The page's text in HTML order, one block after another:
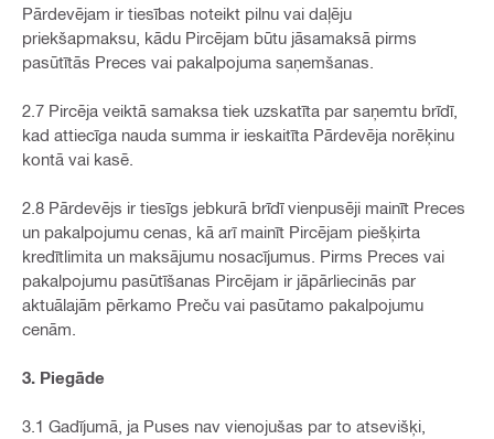
Pārdevējam ir tiesības noteikt pilnu vai daļēju
priekšapmaksu, kādu Pircējam būtu jāsamaksā pirms
pasūtītās Preces vai pakalpojuma saņemšanas.
2.7 Pircēja veiktā samaksa tiek uzskatīta par saņemtu brīdī,
kad attiecīga nauda summa ir ieskaitīta Pārdevēja norēķinu
kontā vai kasē.
2.8 Pārdevējs ir tiesīgs jebkurā brīdī vienpusēji mainīt Preces
un pakalpojumu cenas, kā arī mainīt Pircējam piešķirta
kredītlimita un maksājumu nosacījumus. Pirms Preces vai
pakalpojumu pasūtīšanas Pircējam ir jāpārliecinās par
aktuālajām pērkamo Preču vai pasūtamo pakalpojumu
cenām.
3. Piegāde
3.1 Gadījumā, ja Puses nav vienojušas par to atsevišķi,